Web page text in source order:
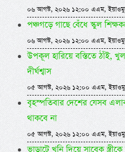
০৬ আগস্ট, ২০২৬ ১২:০০ এএম,
পঞ্চগড়ে গাছে বেঁধে স্কুল
০৬ আগস্ট, ২০২৬ ১২:০০ এএম,
উপকূল হারিয়ে বস্তিতে ঠাঁই,
দীর্ঘশ্বাস
০৫ আগস্ট, ২০২৬ ১২:০০ এএম,
বৃহস্পতিবার দেশের যেসব
থাকবে না
০৫ আগস্ট, ২০২৬ ১২:০০ এএম,
ভাড়াটে খুনি দিয়ে সাবেক